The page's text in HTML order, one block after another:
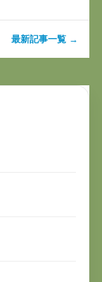
最新記事一覧 →